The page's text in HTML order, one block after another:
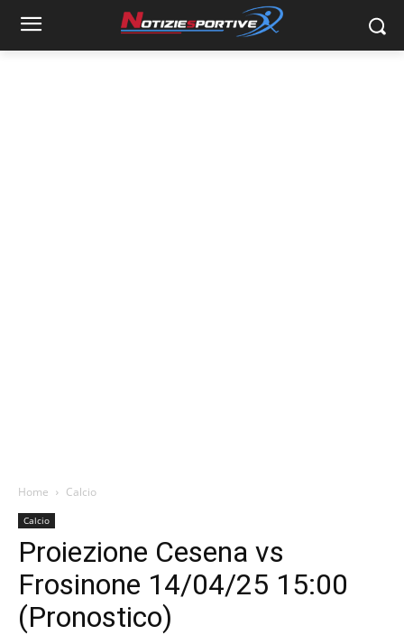
Home Calcio
Calcio
Proiezione Cesena vs
Frosinone 14/04/25 15:00
(Pronostico)